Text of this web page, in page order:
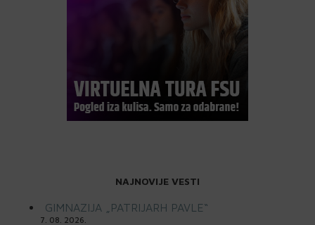
NAJNOVIJE VESTI
GIMNAZIJA „PATRIJARH PAVLE“
7. 08. 2026.